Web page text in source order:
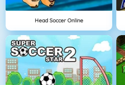
Head Soccer Online